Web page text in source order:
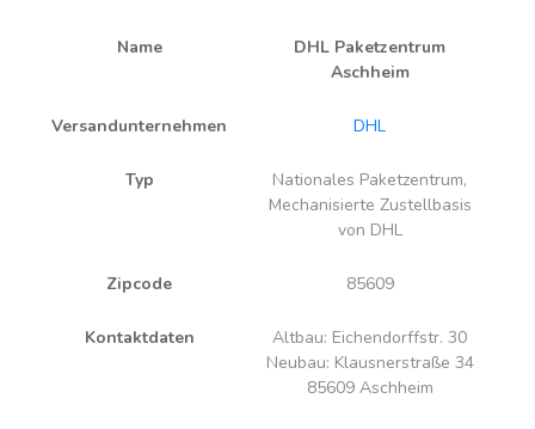
Name
DHL Paketzentrum
Aschheim
Versandunternehmen DHL
Typ
Nationales Paketzentrum,
Mechanisierte Zustellbasis
von DHL
Zipcode 85609
Kontaktdaten
Altbau: Eichendorffstr. 30
Neubau: Klausnerstraße 34
85609 Aschheim